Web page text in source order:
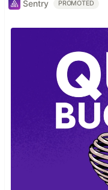
Sentry PROMOTED